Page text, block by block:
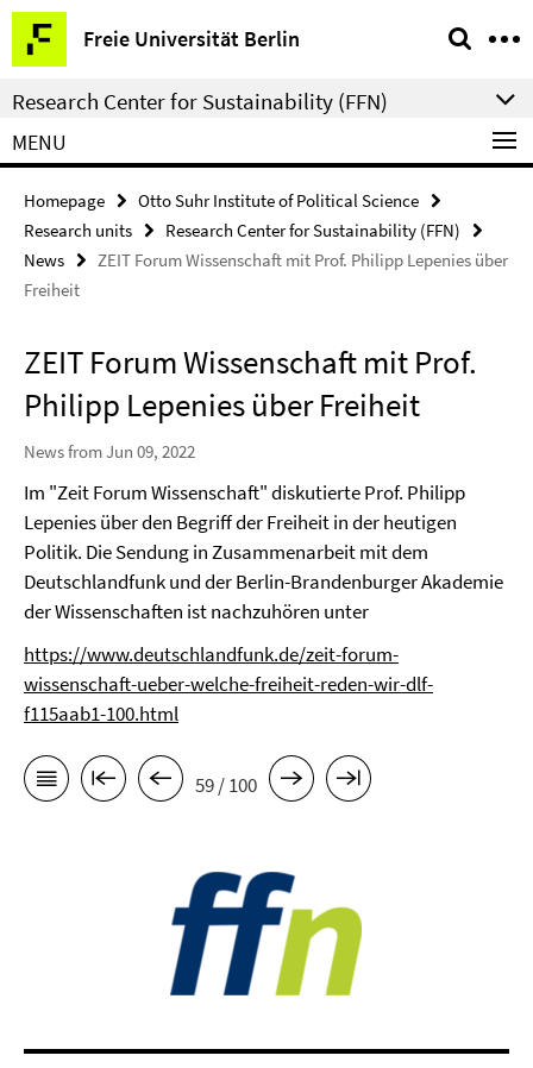
Springe
direkt
zu
Inhalt
Freie Universität Berlin
Service
Navigation
Research Center for Sustainability (FFN)
MENU
Homepage
Otto Suhr Institute of Political Science
Research units
Research Center for Sustainability (FFN)
News
ZEIT Forum Wissenschaft mit Prof. Philipp Lepenies über
Freiheit
ZEIT Forum Wissenschaft mit Prof.
Philipp Lepenies über Freiheit
News from Jun 09, 2022
Im "Zeit Forum Wissenschaft" diskutierte Prof. Philipp
Lepenies über den Begriff der Freiheit in der heutigen
Politik. Die Sendung in Zusammenarbeit mit dem
Deutschlandfunk und der Berlin-Brandenburger Akademie
der Wissenschaften ist nachzuhören unter
https://www.deutschlandfunk.de/zeit-forum-
wissenschaft-ueber-welche-freiheit-reden-wir-dlf-
f115aab1-100.html
59 / 100